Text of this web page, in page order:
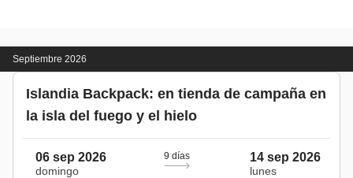
Septiembre 2026
Islandia Backpack: en tienda de campaña en
la isla del fuego y el hielo
06 sep 2026
domingo
9 días 14 sep 2026
lunes